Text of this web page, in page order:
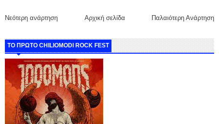
Νεότερη ανάρτηση Παλαιότερη Ανάρτηση
Αρχική σελίδα
ΤΟ ΠΡΩΤΟ CHILIOMODI ROCK FEST